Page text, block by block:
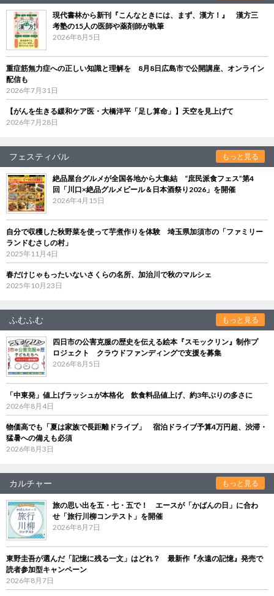
現代書林から新刊『こんなときには、まず、漢方！』 漢方三
考塾の15人の医師や薬剤師が執筆
2026年8月5日
重症筋無力症への正しい知識と理解を 8月8日広島市で公開講座、オンライン
配信も
2026年7月31日
【がんを生きる緩和ケア医・大橋洋平「足し算命」】天空を見上げて
2026年7月28日
フェスティバル もっと見る
絶品屋台グルメが全国各地から大集結 “庶民派食フェス”第4
回「川口×絶品グルメビール＆日本酒祭り2026」を開催
2026年4月15日
自分で収穫した秋野菜を使って芋煮作りを体験 埼玉県加須市の「ファミリー
ランドむさしの村」
2025年11月4日
春だけじゃもったいないさくらの名所、加治川で秋のマルシェ
2025年10月23日
ふむふむ もっと見る
四日市の公害克服の歴史を伝える絵本『スモックリン』制作プ
ロジェクト クラウドファンディングで支援を募集
2026年8月5日
「中東発」値上げラッシュが本格化 飲食料品値上げ、約3年ぶりの多さに
2026年8月4日
物価高でも「夏は家族で長距離ドライブ」 宿泊ドライブ予算4万円超、渋滞・
猛暑への備えも必須
2026年8月3日
カルチャー もっと見る
旅の思い出を五・七・五で！ エースが「かばんの日」に合わ
せ「旅行川柳コンテスト」を開催
2026年8月7日
東野圭吾が選んだ「記憶に残る一文」はどれ？ 最新作『永遠の記憶』発売で
読者参加型キャンペーン
2026年8月7日